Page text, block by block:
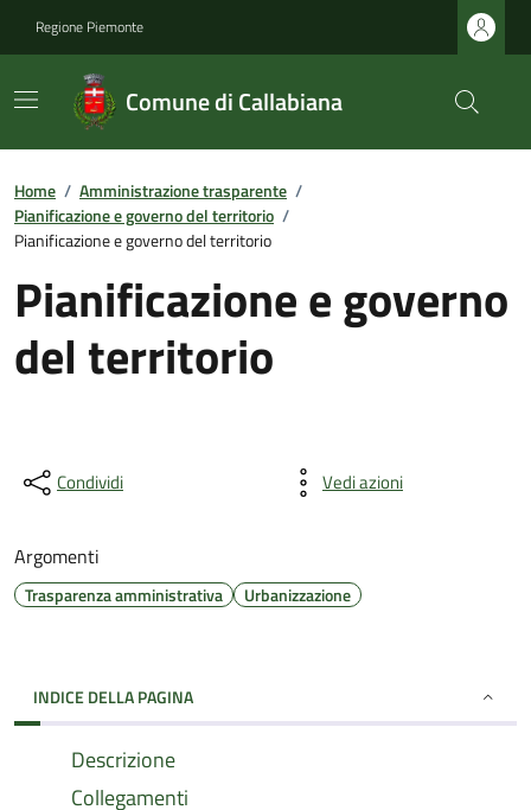
Regione Piemonte
Comune di Callabiana
Home / Amministrazione trasparente /
Pianificazione e governo del territorio /
Pianificazione e governo del territorio
Pianificazione e governo
del territorio
Condividi Vedi azioni
Argomenti
Trasparenza amministrativa Urbanizzazione
INDICE DELLA PAGINA
Descrizione
Collegamenti